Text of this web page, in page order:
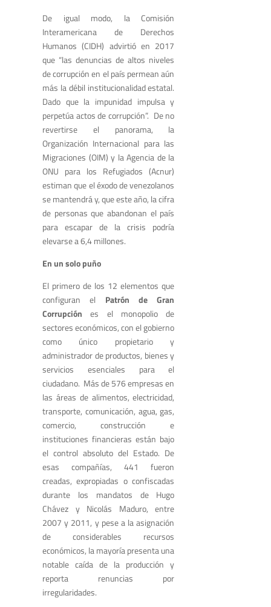
De igual modo, la Comisión
Interamericana de Derechos
Humanos (CIDH) advirtió en 2017
que “las denuncias de altos niveles
de corrupción en el país permean aún
más la débil institucionalidad estatal.
Dado que la impunidad impulsa y
perpetúa actos de corrupción”. De no
revertirse el panorama, la
Organización Internacional para las
Migraciones (OIM) y la Agencia de la
ONU para los Refugiados (Acnur)
estiman que el éxodo de venezolanos
se mantendrá y, que este año, la cifra
de personas que abandonan el país
para escapar de la crisis podría
elevarse a 6,4 millones.
En un solo puño
El primero de los 12 elementos que
configuran el Patrón de Gran
Corrupción es el monopolio de
sectores económicos, con el gobierno
como único propietario y
administrador de productos, bienes y
servicios esenciales para el
ciudadano. Más de 576 empresas en
las áreas de alimentos, electricidad,
transporte, comunicación, agua, gas,
comercio, construcción e
instituciones financieras están bajo
el control absoluto del Estado. De
esas compañías, 441 fueron
creadas, expropiadas o confiscadas
durante los mandatos de Hugo
Chávez y Nicolás Maduro, entre
2007 y 2011, y pese a la asignación
de considerables recursos
económicos, la mayoría presenta una
notable caída de la producción y
reporta renuncias por
irregularidades.